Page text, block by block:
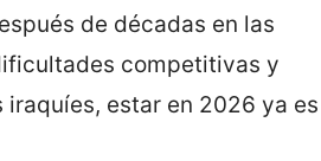
de décadas en las
competitivas y
estar en 2026 ya es